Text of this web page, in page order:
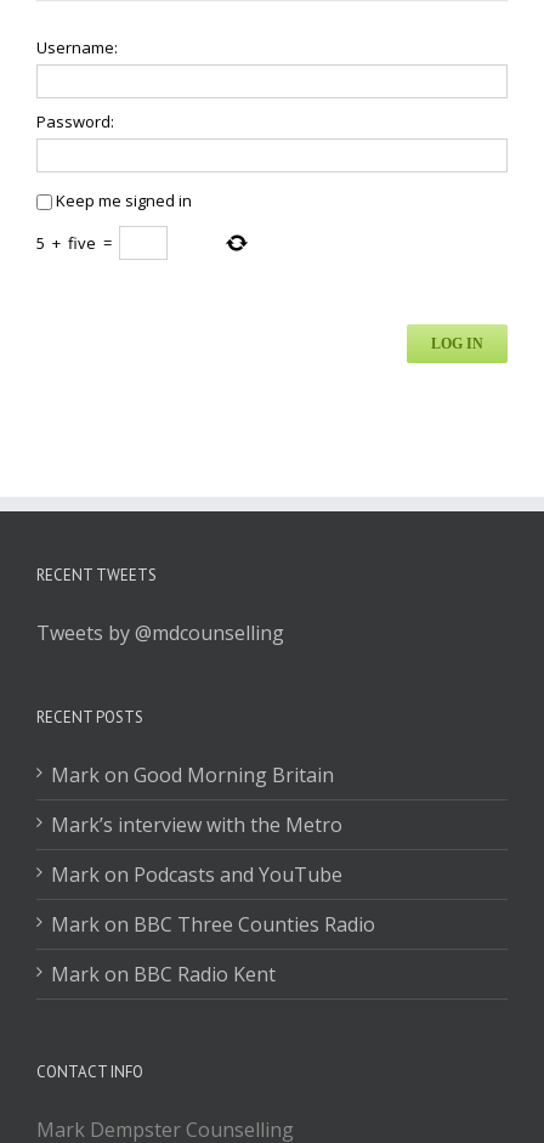
Username:
Password:
Keep me signed in
5 + five =
LOG IN
RECENT TWEETS
Tweets by @mdcounselling
RECENT POSTS
Mark on Good Morning Britain
Mark’s interview with the Metro
Mark on Podcasts and YouTube
Mark on BBC Three Counties Radio
Mark on BBC Radio Kent
CONTACT INFO
Mark Dempster Counselling